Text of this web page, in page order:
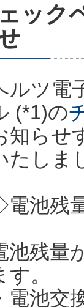
ック
ルツ電
(*1)の
知らせ
たしま
池残
池残量
す。
電池